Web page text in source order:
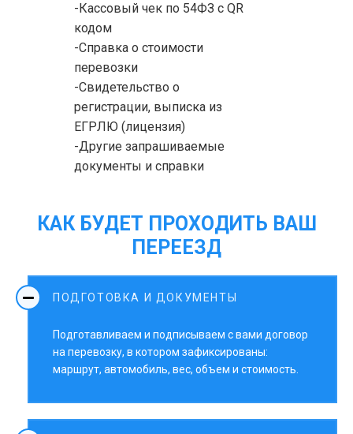
-Кассовый чек по 54ФЗ с QR
кодом
-Справка о стоимости
перевозки
-Свидетельство о
регистрации, выписка из
ЕГРЛЮ (лицензия)
-Другие запрашиваемые
документы и справки
КАК БУДЕТ ПРОХОДИТЬ ВАШ
ПЕРЕЕЗД
ПОДГОТОВКА И ДОКУМЕНТЫ
Подготавливаем и подписываем с вами договор
на перевозку, в котором зафиксированы:
маршрут, автомобиль, вес, объем и стоимость.